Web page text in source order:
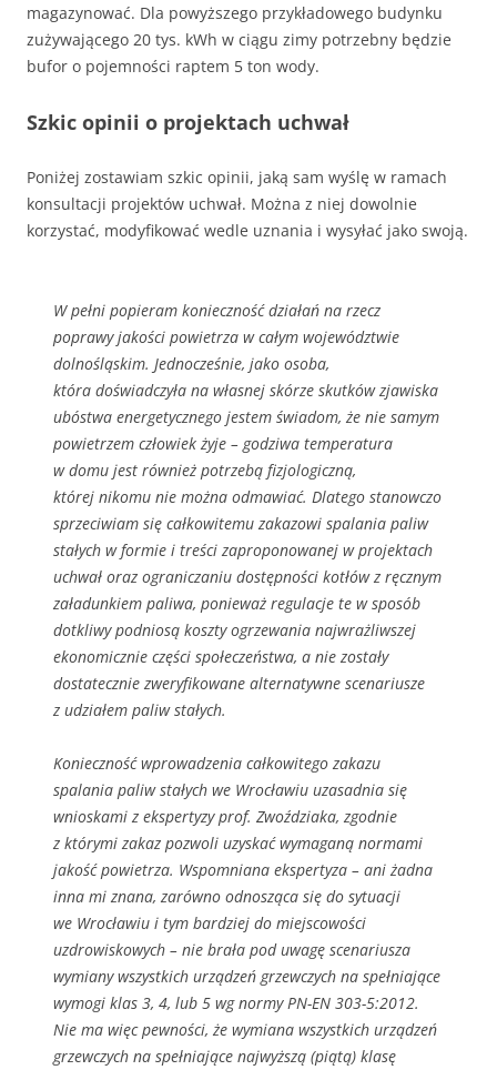
magazynować. Dla powyższego przykładowego budynku
zużywającego 20 tys. kWh w ciągu zimy potrzebny będzie
bufor o pojemności raptem 5 ton wody.
Szkic opinii o projektach uchwał
Poniżej zostawiam szkic opinii, jaką sam wyślę w ramach
konsultacji projektów uchwał. Można z niej dowolnie
korzystać, modyfikować wedle uznania i wysyłać jako swoją.
W pełni popieram konieczność działań na rzecz
poprawy jakości powietrza w całym województwie
dolnośląskim. Jednocześnie, jako osoba,
która doświadczyła na własnej skórze skutków zjawiska
ubóstwa energetycznego jestem świadom, że nie samym
powietrzem człowiek żyje – godziwa temperatura
w domu jest również potrzebą fizjologiczną,
której nikomu nie można odmawiać. Dlatego stanowczo
sprzeciwiam się całkowitemu zakazowi spalania paliw
stałych w formie i treści zaproponowanej w projektach
uchwał oraz ograniczaniu dostępności kotłów z ręcznym
załadunkiem paliwa, ponieważ regulacje te w sposób
dotkliwy podniosą koszty ogrzewania najwrażliwszej
ekonomicznie części społeczeństwa, a nie zostały
dostatecznie zweryfikowane alternatywne scenariusze
z udziałem paliw stałych.
Konieczność wprowadzenia całkowitego zakazu
spalania paliw stałych we Wrocławiu uzasadnia się
wnioskami z ekspertyzy prof. Zwoździaka, zgodnie
z którymi zakaz pozwoli uzyskać wymaganą normami
jakość powietrza. Wspomniana ekspertyza – ani żadna
inna mi znana, zarówno odnosząca się do sytuacji
we Wrocławiu i tym bardziej do miejscowości
uzdrowiskowych – nie brała pod uwagę scenariusza
wymiany wszystkich urządzeń grzewczych na spełniające
wymogi klas 3, 4, lub 5 wg normy PN-EN 303-5:2012.
Nie ma więc pewności, że wymiana wszystkich urządzeń
grzewczych na spełniające najwyższą (piątą) klasę